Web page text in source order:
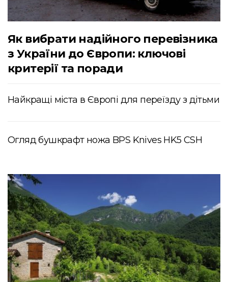
Як вибрати надійного перевізника
з України до Європи: ключові
критерії та поради
Найкращі міста в Європі для переїзду з дітьми
Огляд бушкрафт ножа BPS Knives HK5 CSH